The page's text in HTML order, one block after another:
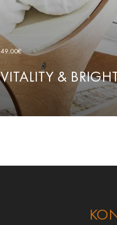
49.00€
VITALITY &